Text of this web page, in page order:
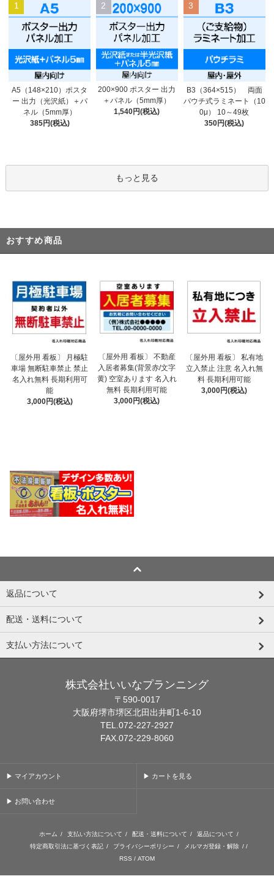
1
A5（148×210）ポスタ
ー 出力（光沢紙）＋パ
ネル（5mm厚）
385円(税込)
2
200×900 ポスター 出力
＋パネル（5mm厚）
1,540円(税込)
3
B3（364×515） 両面
パウチ式ラミネート（10
0μ） 10～49枚
350円(税込)
もっと見る
おすすめ商品
〔屋外用 看板〕 月極駐
車場 無断駐車禁止 禁止
名入れ無料 長期利用可
能
3,000円(税込)
〔屋外用 看板〕 不動産
入居者募集(背景赤/文字
黄) 空室あります 名入れ
無料 長期利用可能
3,000円(税込)
〔屋外用 看板〕 私有地
立入禁止 注意 名入れ無
料 長期利用可能
3,000円(税込)
返品について
配送・送料について
支払い方法について
株式会社いいなプランニング
〒590-0017
大阪府堺市堺区北田出井町1-6-10
TEL.072-227-2927
FAX.072-229-8060
▶ マイアカウント ▶ カートを見る
▶ お問い合わせ
ホーム / 支払い方法について / 配送・送料について / 返品について /
特定商取引法に基づく表記 / プライバシーポリシー / メルマガ登録・解除 / /
RSS / ATOM